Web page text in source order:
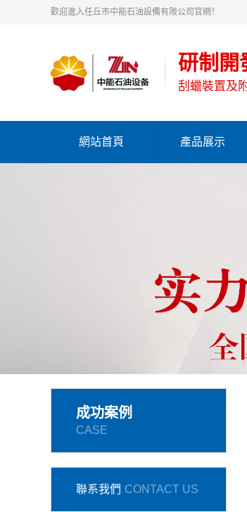
歡迎進入任丘市中能石油設備有限公司官網！
研制開
刮蠟裝置及
網站首頁 產品展示
成功案例
CASE
聯系我們 CONTACT US